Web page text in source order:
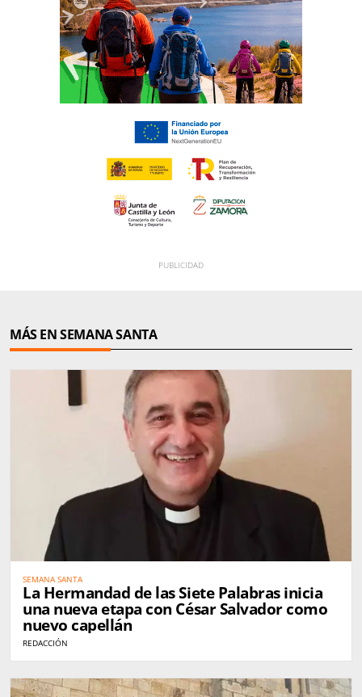
MÁS EN SEMANA SANTA
SEMANA SANTA
La Hermandad de las Siete Palabras inicia
una nueva etapa con César Salvador como
nuevo capellán
REDACCIÓN